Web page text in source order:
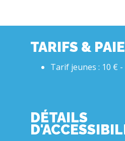
TARIFS &
Tarif jeunes : 10 € -
DÉTAILS